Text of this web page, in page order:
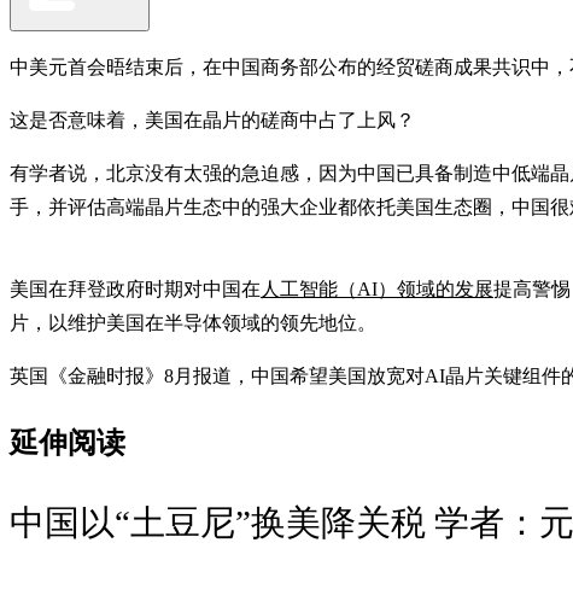
中美元首会晤结束后，在中国商务部公布的经贸磋商成果共识中
这是否意味着，美国在晶片的磋商中占了上风？
有学者说，北京没有太强的急迫感，因为中国已具备制造中低端
手，并评估高端晶片生态中的强大企业都依托美国生态圈，中国很
美国在拜登政府时期对中国在 人工智能（AI）领域的发展提高警
片，以维护美国在半导体领域的领先地位。
英国《金融时报》8月报道，中国希望美国放宽对AI晶片关键组件
延伸阅读
中国以“土豆尼”换美降关税 学者：